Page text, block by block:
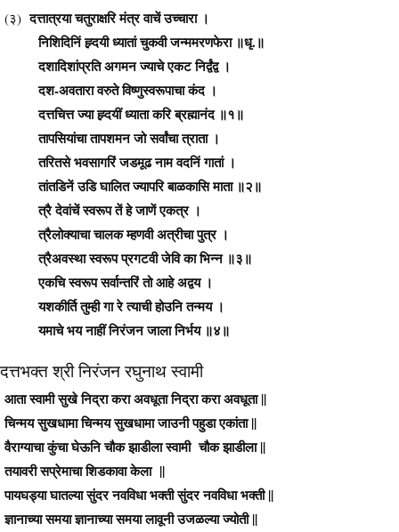
(३)दत्तात्रया चतुराक्षरि मंत्र वाचें उच्चारा ।
निशिदिनिं ह्र्दयी ध्यातां चुकवी जन्ममरणफेरा ॥धृ.॥
दशादिशांप्रति अगमन ज्याचे एकट निर्द्वंद्व ।
दश-अवतारा वरुते विष्णुस्वरूपाचा कंद ।
दत्तचित्त ज्या ह्र्दयीं ध्याता करि ब्रह्मानंद ॥१॥
तापसियांचा तापशमन जो सर्वांचा त्राता ।
तरितसे भवसागरिं जडमूढ नाम वदनिं गातां ।
तांतडिनें उडि घालित ज्यापरि बाळकासि माता ॥२॥
त्रै देवांचें स्वरूप तें हे जाणें एकत्र ।
त्रैलोक्याचा चालक म्हणवी अत्रीचा पुत्र ।
त्रैअवस्था स्वरूप प्रगटवी जेवि का भिन्न ॥३॥
एकचि स्वरूप सर्वान्तरिं तो आहे अद्वय ।
यशकीर्ति तुम्ही गा रे त्याची होउनि तन्मय ।
यमाचे भय नाहीं निरंजन जाला निर्भय ॥४॥
दत्तभक्त श्री निरंजन रघुनाथ स्वामी
आता स्वामी सुखे निद्रा करा अवधूता निद्रा करा अवधूता ||
चिन्मय सुखधामा चिन्मय सुखधामा जाउनी पहुडा एकांता ||
वैराग्याचा कुंचा घेऊनि चौक झाडीला स्वामी चौक झाडीला ||
तयावरी सप्रेमाचा शिडकावा केला ||
पायघड्या घातल्या सुंदर नवविधा भक्ती सुंदर नवविधा भक्ती ||
ज्ञानाच्या समया ज्ञानाच्या समया लावूनी उजळल्या ज्योती ||